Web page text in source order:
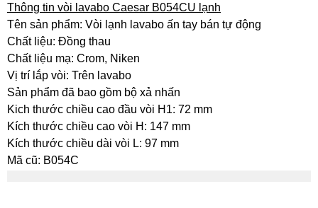
Thông tin vòi lavabo Caesar B054CU lạnh
Tên sản phẩm: Vòi lạnh lavabo ấn tay bán tự động
Chất liệu: Đồng thau
Chất liệu mạ: Crom, Niken
Vị trí lắp vòi: Trên lavabo
Sản phẩm đã bao gồm bộ xả nhấn
Kich thước chiều cao đầu vòi H1: 72 mm
Kích thước chiều cao vòi H: 147 mm
Kích thước chiều dài vòi L: 97 mm
Mã cũ: B054C